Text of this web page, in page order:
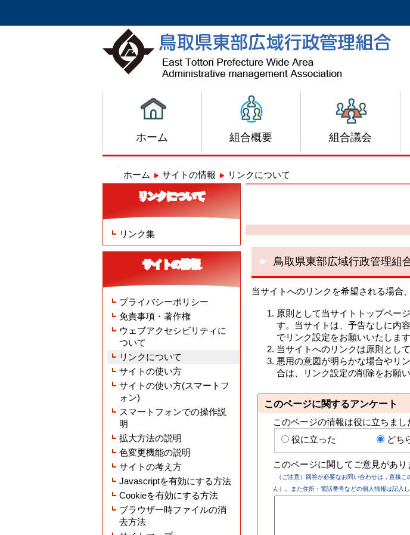
ホーム 組合概要 組合議会
ホーム サイトの情報 リンクについて
リンクについて
リンク集
サイトの情報
プライバシーポリシー
免責事項・著作権
ウェブアクセシビリティに
ついて
リンクについて
サイトの使い方
サイトの使い方(スマートフ
ォン)
スマートフォンでの操作説
明
拡大方法の説明
色変更機能の説明
サイトの考え方
Javascriptを有効にする方法
Cookieを有効にする方法
ブラウザ一時ファイルの消
去方法
鳥取県東部広域行政管理組
当サイトへのリンクを希望される場合
原則として当サイトトップペー
す。当サイトは、予告なしに内
でリンク設定をお願いいたします
当サイトへのリンクは原則とし
悪用の意図が明らかな場合やリ
合は、リンク設定の削除をお願
このページに関するアンケート
このページの情報は役に立ちまし
役に立った
どち
このページに関してご意見があり
（ご注意）回答が必要なお問い合わせは，直接
ん）。また住所・電話番号などの個人情報は記入